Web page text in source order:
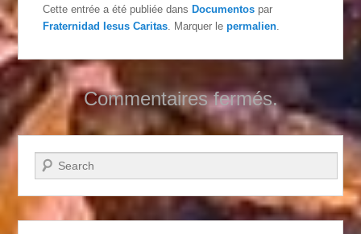
Cette entrée a été publiée dansDocumentos par
Fraternidad Iesus Caritas . Marquer lepermalien
Commentaires fermés.
Recherche